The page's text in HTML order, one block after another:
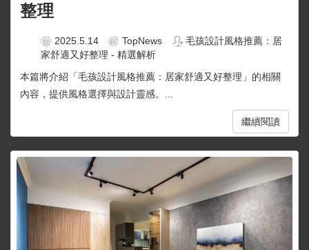
整理
2025.5.14 TopNews
毛孩設計風格推薦：居
家舒適又好整理 - 精選解析
本篇將介紹「毛孩設計風格推薦：居家舒適又好整理」的相關
內容，提供風格選擇與設計靈感。...
繼續閱讀